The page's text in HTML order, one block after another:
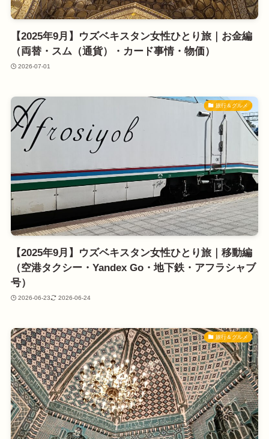
【2025年9月】ウズベキスタン女性ひとり旅｜お金編
（両替・スム（通貨）・カード事情・物価）
2026-07-01
旅行＆グルメ
【2025年9月】ウズベキスタン女性ひとり旅｜移動編
（空港タクシー・Yandex Go・地下鉄・アフラシャブ
号）
2026-06-23 2026-06-24
旅行＆グルメ